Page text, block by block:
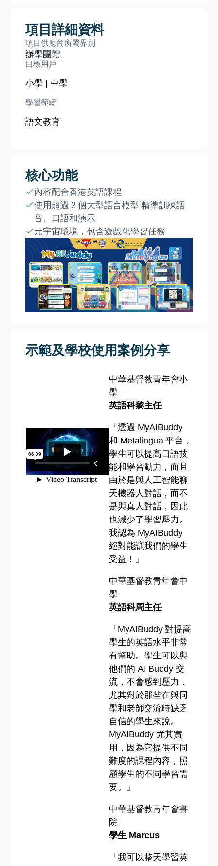
項目詳細資料
項目供應商所屬界別
辦學團體
目標用戶
小學 | 中學
學習範疇
語文教育
核心功能
內容配合香港英語課程
使用超過 2 個大型語言模型 精準訓練語
音、口語和演示
元宇宙環境，包含遊戲化學習任務
示範及學校使用案例分享
中華基督教青年會小
學
英語科黎主任
「透過 MyAIBuddy
和 Metalingua 平台，
學生可以提高口語技
能和學習動力，而且
由於是與人工智能聊
天機器人對話，而不
是與真人對話，因此
也減少了學習壓力。
我認為 MyAIBuddy
絕對能讓我們的學生
受益！」
中華基督教青年會中
學
英語科周主任
「MyAIBuddy 對提高
學生的英語水平非常
有幫助。學生可以與
他們的 AI Buddy 交
流，不會感到壓力，
尤其對於那些在與同
學和老師交流時缺乏
自信的學生來說。
MyAIBuddy 尤其實
用，因為它提供不同
難度的課程內容，照
顧學生的不同學習需
要。」
中華基督教青年會書
院
學生 Marcus
「我可以整天學習英